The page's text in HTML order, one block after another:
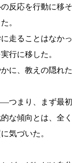
反応を行動に移
。
走ることはなかっ
行に移した。
に、教えの隠れ
まり、まず最
な傾向とは、全
気づいた。